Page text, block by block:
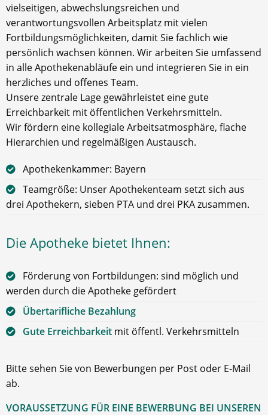
vielseitigen, abwechslungsreichen und
verantwortungsvollen Arbeitsplatz mit vielen
Fortbildungsmöglichkeiten, damit Sie fachlich wie
persönlich wachsen können. Wir arbeiten Sie umfassend
in alle Apothekenabläufe ein und integrieren Sie in ein
herzliches und offenes Team.
Unsere zentrale Lage gewährleistet eine gute
Erreichbarkeit mit öffentlichen Verkehrsmitteln.
Wir fördern eine kollegiale Arbeitsatmosphäre, flache
Hierarchien und regelmäßigen Austausch.
Apothekenkammer: Bayern
Teamgröße: Unser Apothekenteam setzt sich aus
drei Apothekern, sieben PTA und drei PKA zusammen.
Die Apotheke bietet Ihnen:
Förderung von Fortbildungen: sind möglich und
werden durch die Apotheke gefördert
Übertarifliche Bezahlung
Gute Erreichbarkeit mit öffentl. Verkehrsmitteln
Bitte sehen Sie von Bewerbungen per Post oder E-Mail
ab.
VORAUSSETZUNG FÜR EINE BEWERBUNG BEI UNSEREN